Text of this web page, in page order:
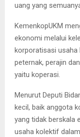
uang yang
KemenkopUKM
ekonomi melalui
korporatisasi usaha
peternak, perajin
yaitu koperasi.
Menurut Deputi
kecil, baik anggota
yang tidak berskala
usaha kolektif